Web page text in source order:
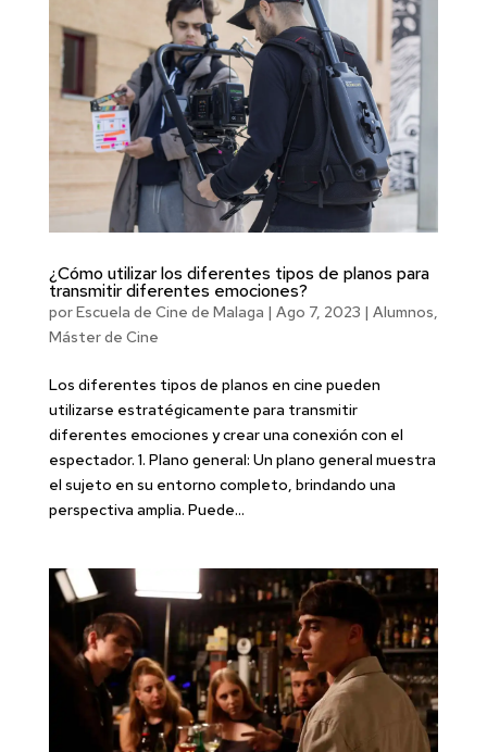
¿Cómo utilizar los diferentes tipos de planos para
transmitir diferentes emociones?
porEscuela de Cine de Malaga | Ago 7, 2023 | Alumnos,
Máster de Cine
Los diferentes tipos de planos en cine pueden
utilizarse estratégicamente para transmitir
diferentes emociones y crear una conexión con el
espectador. 1. Plano general: Un plano general muestra
el sujeto en su entorno completo, brindando una
perspectiva amplia. Puede...